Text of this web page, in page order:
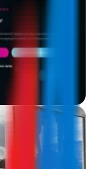
SEO para
verdad.